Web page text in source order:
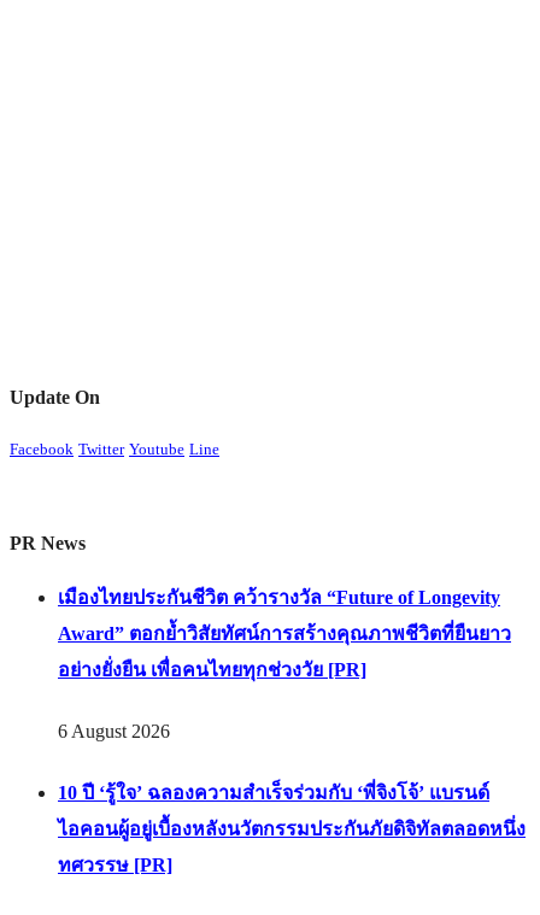
Update On
Facebook Twitter Youtube Line
PR News
เมืองไทยประกันชีวิต คว้ารางวัล “Future of Longevity
Award” ตอกย้ำวิสัยทัศน์การสร้างคุณภาพชีวิตที่ยืนยาว
อย่างยั่งยืน เพื่อคนไทยทุกช่วงวัย [PR]
6 August 2026
10 ปี ‘รู้ใจ’ ฉลองความสำเร็จร่วมกับ ‘พี่จิงโจ้’ แบรนด์
ไอคอนผู้อยู่เบื้องหลังนวัตกรรมประกันภัยดิจิทัลตลอดหนึ่ง
ทศวรรษ [PR]